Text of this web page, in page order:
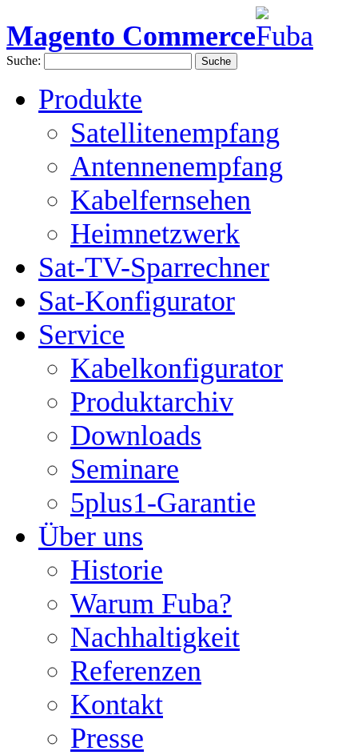
Magento Commerce
Suche: Suche
Produkte
Satellitenempfang
Antennenempfang
Kabelfernsehen
Heimnetzwerk
Sat-TV-Sparrechner
Sat-Konfigurator
Service
Kabelkonfigurator
Produktarchiv
Downloads
Seminare
5plus1-Garantie
Über uns
Historie
Warum Fuba?
Nachhaltigkeit
Referenzen
Kontakt
Presse